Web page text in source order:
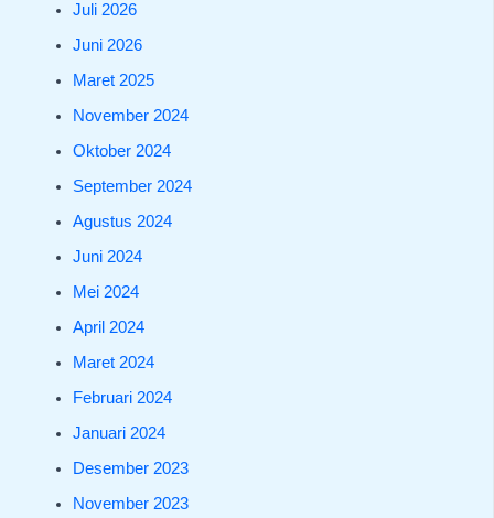
Juli 2026
Juni 2026
Maret 2025
November 2024
Oktober 2024
September 2024
Agustus 2024
Juni 2024
Mei 2024
April 2024
Maret 2024
Februari 2024
Januari 2024
Desember 2023
November 2023